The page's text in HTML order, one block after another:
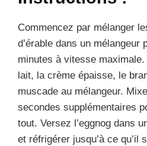
Commencez par mélanger
d’érable dans un mélangeur
minutes à vitesse
lait, la crème épaisse, le
muscade au mélangeur.
secondes supplémentaires
tout. Versez l’eggnog dans
et réfrigérer jusqu’à ce qu’il